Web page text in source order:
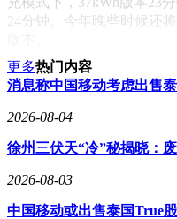
24分钟。今年晚些时候还
智能化配置方面，ID. Polo
Connected Travel Assist驾
载电源（V2L）技术的车
放，让电动出行变得更触
德国市场已率先开启预售
更多热门内容
消息称中国移动考虑出售
2026-08-04
徐州三伏天“冷”秘揭晓：
2026-08-03
中国移动或出售泰国True